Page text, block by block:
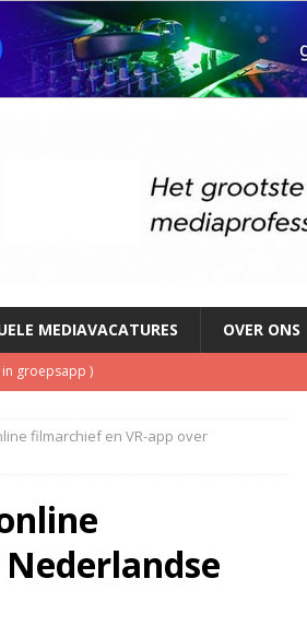
MEDIAVACATURES OVER ONS
in groepsapp )
ontmoetingsplek)
filmarchief en VR-app over